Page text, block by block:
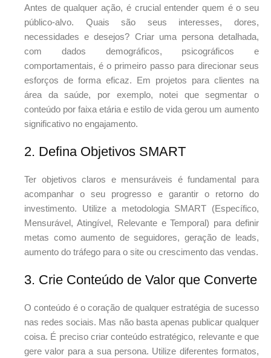
Antes de qualquer ação, é crucial entender quem é o seu
público-alvo. Quais são seus interesses, dores,
necessidades e desejos? Criar uma persona detalhada,
com dados demográficos, psicográficos e
comportamentais, é o primeiro passo para direcionar seus
esforços de forma eficaz. Em projetos para clientes na
área da saúde, por exemplo, notei que segmentar o
conteúdo por faixa etária e estilo de vida gerou um aumento
significativo no engajamento.
2. Defina Objetivos SMART
Ter objetivos claros e mensuráveis é fundamental para
acompanhar o seu progresso e garantir o retorno do
investimento. Utilize a metodologia SMART (Específico,
Mensurável, Atingível, Relevante e Temporal) para definir
metas como aumento de seguidores, geração de leads,
aumento do tráfego para o site ou crescimento das vendas.
3. Crie Conteúdo de Valor que Converte
O conteúdo é o coração de qualquer estratégia de sucesso
nas redes sociais. Mas não basta apenas publicar qualquer
coisa. É preciso criar conteúdo estratégico, relevante e que
gere valor para a sua persona. Utilize diferentes formatos,